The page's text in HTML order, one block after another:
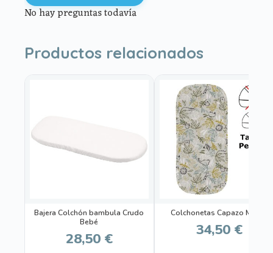
No hay preguntas todavía
Productos relacionados
Bajera Colchón bambula Crudo
Bebé
28,50 €
Colchonetas Capazo Marco
34,50 €
producto
múltiples
variantes.
opciones
elegir